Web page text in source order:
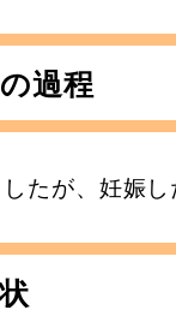
過程
たが、妊娠